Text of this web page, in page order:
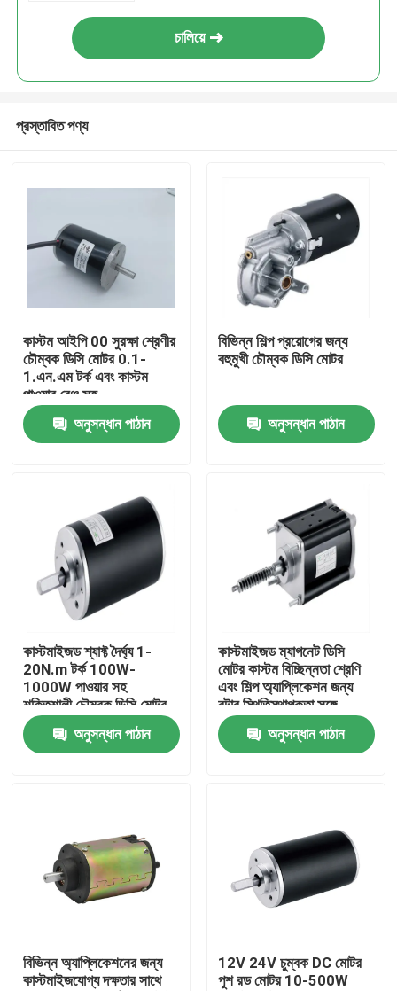
ভিডিও
আমাদের সম্পর্কে
কারখানা ভ্রমণ
মান নিয়ন্ত্রণ
খবর
ডিসি ব্রাশড মোটর
চালিয়ে
প্রস্তাবিত পণ্য
কাস্টম আইপি 00 সুরক্ষা শ্রেণীর
চৌম্বক ডিসি মোটর 0.1-
1.এন.এম টর্ক এবং কাস্টম
পাওয়ার রেঞ্জ সহ
অনুসন্ধান পাঠান
বিভিন্ন শিল্প প্রয়োগের জন্য
বহুমুখী চৌম্বক ডিসি মোটর
অনুসন্ধান পাঠান
কাস্টমাইজড শ্যাফ্ট দৈর্ঘ্য 1-
20N.m টর্ক 100W-
1000W পাওয়ার সহ
শক্তিশালী চৌম্বক ডিসি মোটর
অনুসন্ধান পাঠান
কাস্টমাইজড ম্যাগনেট ডিসি
মোটর কাস্টম বিচ্ছিন্নতা শ্রেণি
এবং শিল্প অ্যাপ্লিকেশন জন্য
রটার স্থিতিস্থাপকতা সঙ্গে
অনুসন্ধান পাঠান
বিভিন্ন অ্যাপ্লিকেশনের জন্য
কাস্টমাইজযোগ্য দক্ষতার সাথে
12V 24V চুম্বক DC মোটর
পুশ রড মোটর 10-500W